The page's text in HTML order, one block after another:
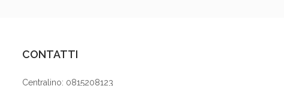
CONTATTI
Centralino: 0815208123